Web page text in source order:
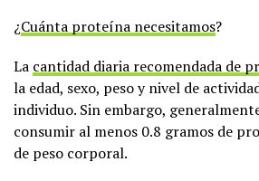
¿Cuánta proteína necesitamos?
La cantidad diaria recomendada de
la edad, sexo, peso y nivel de
individuo. Sin embargo,
consumir al menos 0.8 gramos de
de peso corporal.